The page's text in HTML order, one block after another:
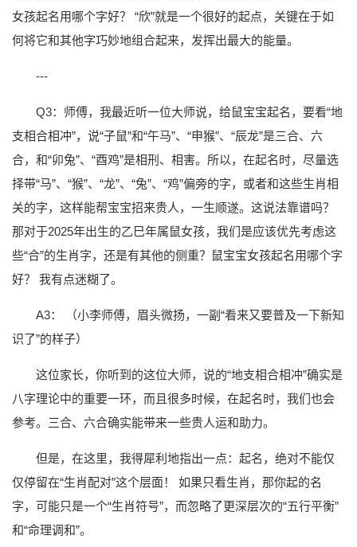
女孩起名用哪个字好？ “欣”就是一个很好的起点，关键在于如
何将它和其他字巧妙地组合起来，发挥出最大的能量。
---
Q3：师傅，我最近听一位大师说，给鼠宝宝起名，要看“地
支相合相冲”，说“子鼠”和“午马”、“申猴”、“辰龙”是三合、六
合，和“卯兔”、“酉鸡”是相刑、相害。所以，在起名时，尽量选
择带“马”、“猴”、“龙”、“兔”、“鸡”偏旁的字，或者和这些生肖相
关的字，这样能帮宝宝招来贵人，一生顺遂。这说法靠谱吗？
那对于2025年出生的乙巳年属鼠女孩，我们是应该优先考虑这
些“合”的生肖字，还是有其他的侧重？鼠宝宝女孩起名用哪个字
好？ 我有点迷糊了。
A3： （小李师傅，眉头微扬，一副“看来又要普及一下新知
识了”的样子）
这位家长，你听到的这位大师，说的“地支相合相冲”确实是
八字理论中的重要一环，而且很多时候，在起名时，我们也会
参考。三合、六合确实能带来一些贵人运和助力。
但是，在这里，我得犀利地指出一点：起名，绝对不能仅
仅停留在“生肖配对”这个层面！ 如果只看生肖，那你起的名
字，可能只是一个“生肖符号”，而忽略了更深层次的“五行平衡”
和“命理调和”。